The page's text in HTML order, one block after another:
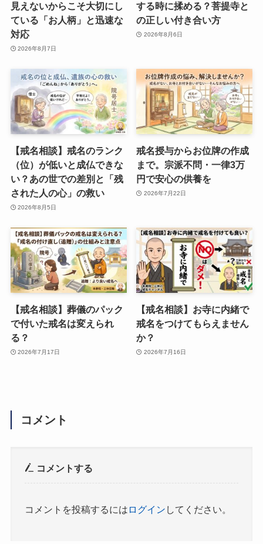
見えないからこそ大切にし
ている「お人柄」と迅速な
対応
2026年8月7日
する時に揉める？菩提寺と
の正しい付き合い方
2026年8月6日
【戒名相談】戒名のランク
（位）が低いと成仏できな
い？あの世での差別と「残
された人の心」の救い
2026年8月5日
戒名授与からお位牌の作成
まで。宗派不問・一律3万
円で安心の供養を
2026年7月22日
【戒名相談】葬儀のパック
で付いた戒名は変えられ
る？
2026年7月17日
【戒名相談】お寺に内緒で
戒名をつけてもらえません
か？
2026年7月16日
コメント
コメントする
コメントを投稿するには ログイン してください。